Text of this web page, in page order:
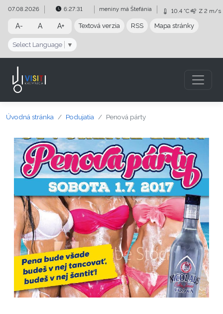
Preskočiť na obsah
Preskočiť na hlavné menu
07.08.2026 6:27:31 meniny máŠtefánia 10.4 °C Z 2 m/s
A- A A+ Textová verzia RSS Mapa stránky
Select Language ▼
Úvodná stránka Podujatia Penová párty